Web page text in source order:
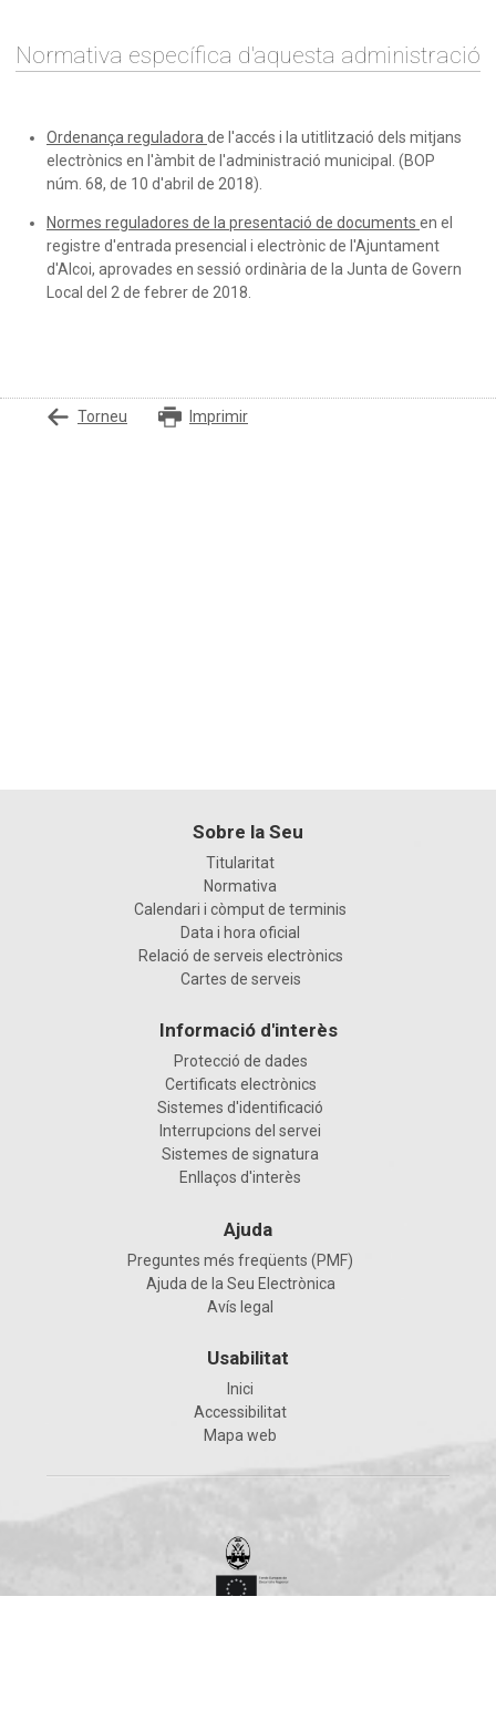
Normativa específica d'aquesta administració
Ordenança reguladora de l'accés i la utitlització dels mitjans
electrònics en l'àmbit de l'administració municipal. (BOP
núm. 68, de 10 d'abril de 2018).
Normes reguladores de la presentació de documents en el
registre d'entrada presencial i electrònic de l'Ajuntament
d'Alcoi, aprovades en sessió ordinària de la Junta de Govern
Local del 2 de febrer de 2018.
Torneu Imprimir
Sobre la Seu
Titularitat
Normativa
Calendari i còmput de terminis
Data i hora oficial
Relació de serveis electrònics
Cartes de serveis
Informació d'interès
Protecció de dades
Certificats electrònics
Sistemes d'identificació
Interrupcions del servei
Sistemes de signatura
Enllaços d'interès
Ajuda
Preguntes més freqüents (PMF)
Ajuda de la Seu Electrònica
Avís legal
Usabilitat
Inici
Accessibilitat
Mapa web